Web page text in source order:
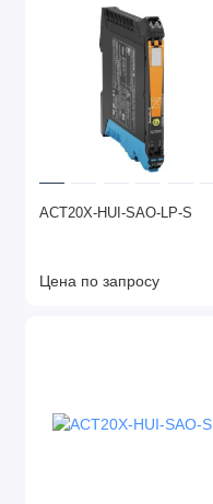
ACT20X-HUI-SAO-LP-S
Цена по запросу